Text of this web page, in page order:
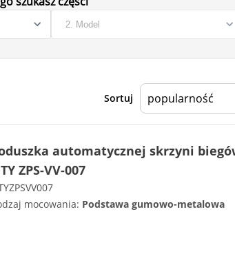
Sortuj
automatycznej skrzyni
ZPS-VV-007
mocowania: Podstawa gumowo-metalowa